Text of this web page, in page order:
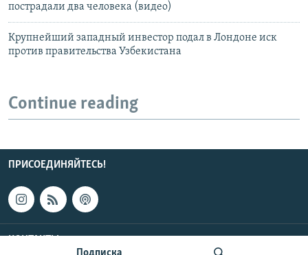
пострадали два человека (видео)
Крупнейший западный инвестор подал в Лондоне иск
против правительства Узбекистана
Continue reading
ПРИСОЕДИНЯЙТЕСЬ!